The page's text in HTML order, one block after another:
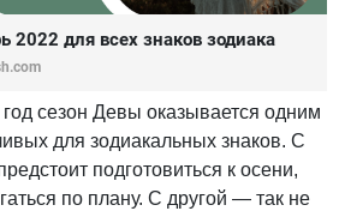
2022 для всех знаков зодиака
сезон Девы оказывается одним
для зодиакальных знаков. С
подготовиться к осени,
по плану. С другой — так не